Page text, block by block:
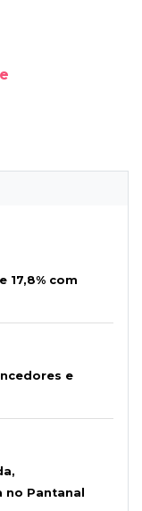
e
17,8% com
e
Pantanal